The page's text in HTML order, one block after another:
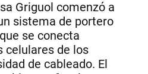
Griguol comenzó a
sistema de portero
se conecta
celulares de los
de cableado. El